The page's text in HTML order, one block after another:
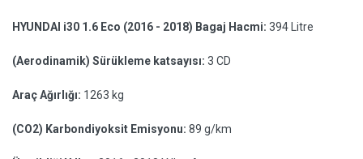
HYUNDAI i30 1.6 Eco (2016 - 2018) Bagaj Hacmi: 394 Litre
(Aerodinamik) Sürükleme katsayısı: 3 CD
Araç Ağırlığı: 1263 kg
(CO2) Karbondiyoksit Emisyonu: 89 g/km